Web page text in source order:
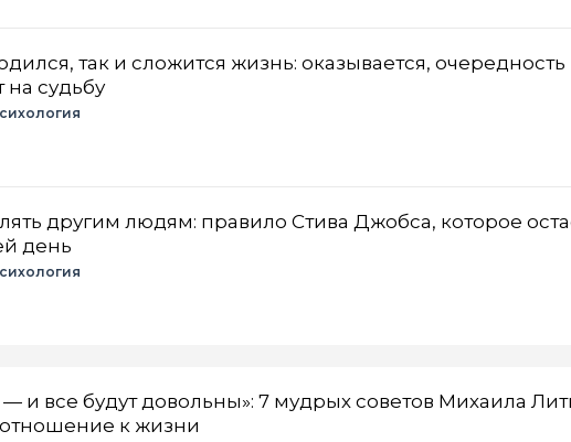
так и сложится жизнь: оказывается, очередность
судьбу
другим людям: правило Стива Джобса, которое
день
и все будут довольны»: 7 мудрых советов Михаила
к жизни